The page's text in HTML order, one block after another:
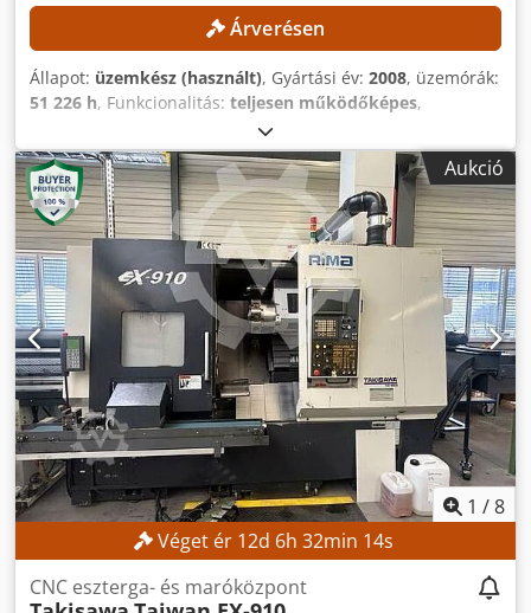
Árverésen
Állapot: üzemkész (használt), Gyártási év: 2008, üzemórák:
51 226 h, Funkcionalitás: teljesen működőképes,
1 175 mm, orsófordulatszám (max.):
5 000 ford/min, vezérlő modell:HEIDENHAIN Plus iT,
szerszámtárban lévő férőhelyek száma:
, TECHNIKAI
ADATOK Orszó forgássebessége (maximum): 5000
ford./perc Forgácsolási hossz: 1175 mm Forgácsolási hossz,
állócsappal: 1100 mm Szerszámtartó: HSK 63A, a DIN
69893 szabvány szerint Credpfx Ajzqfvvjf Dof Szerszámtár
kapacitása (tárcsás szerszámtár): 36 hely GÉP ADATOK
Vezérlés: HEIDENHAIN Plus iT, Turn Plus verzióval
Aukció
1 /8
Véget ér 12d 6h 32min 12s
CNC eszterga- és maróközpont